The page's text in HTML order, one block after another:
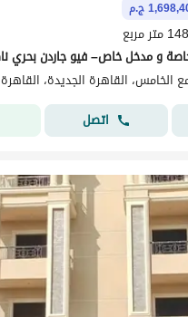
ج.م
148 متر مربع
الخامس، القاهرة الجديدة، القاهرة
اتصل